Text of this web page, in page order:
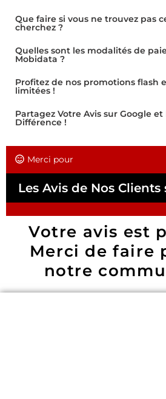
Que faire si vous ne trouvez pas
cherchez ?
Quelles sont les modalités de
Mobidata ?
Profitez de nos promotions flash
limitées !
Partagez Votre Avis sur Google et
Différence !
Merci pour
Les Avis de Nos Clients
Votre avis est
Merci de faire
notre